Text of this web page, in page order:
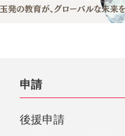
申請
後援申請